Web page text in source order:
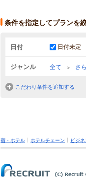
条件を指定してプランを
日付 日付未定
ジャンル 全て さ
こだわり条件を追加する
宿・ホテル ホテルチェーン ビジ